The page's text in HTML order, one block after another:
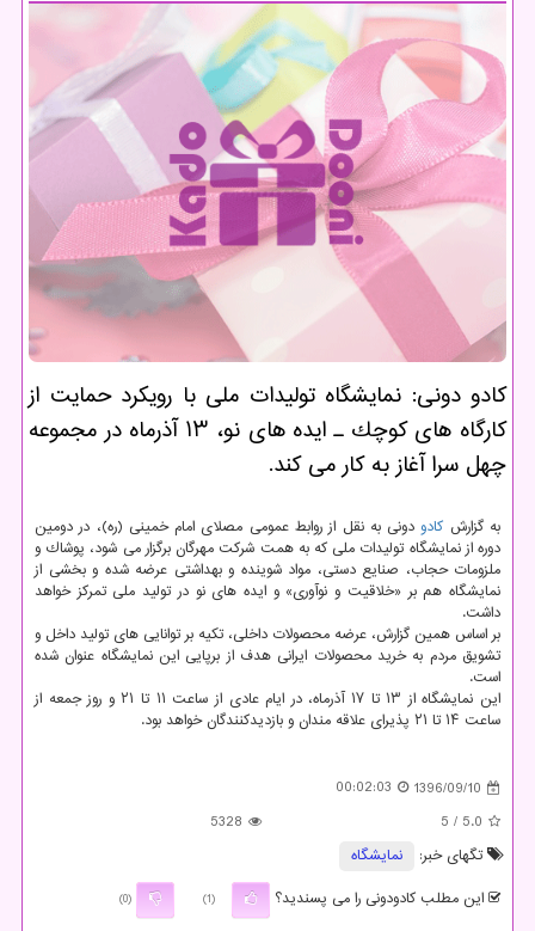
كادو دونی: نمایشگاه تولیدات ملی با رویكرد حمایت از
كارگاه های كوچك ـ ایده های نو، ۱۳ آذرماه در مجموعه
چهل سرا آغاز به كار می كند.
به گزارش كادودونی به نقل از روابط عمومی مصلای امام خمینی (ره)، در دومین
دوره از نمایشگاه تولیدات ملی كه به همت شركت مهرگان برگزار می شود، پوشاك و
ملزومات حجاب، صنایع دستی، مواد شوینده و بهداشتی عرضه شده و بخشی از
نمایشگاه هم بر «خلاقیت و نوآوری» و ایده های نو در تولید ملی تمركز خواهد
داشت.
بر اساس همین گزارش، عرضه محصولات داخلی، تكیه بر توانایی های تولید داخل و
تشویق مردم به خرید محصولات ایرانی هدف از برپایی این نمایشگاه عنوان شده
است.
این نمایشگاه از ۱۳ تا ۱۷ آذرماه، در ایام عادی از ساعت ۱۱ تا ۲۱ و روز جمعه از
ساعت ۱۴ تا ۲۱ پذیرای علاقه مندان و بازدیدكنندگان خواهد بود.
1396/09/10
00:02:03
5.0
/ 5
5328
تگهای خبر:
نمایشگاه
این مطلب کادودونی را می پسندید؟
(1)
(0)